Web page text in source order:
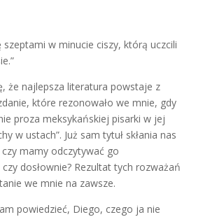
szeptami w minucie ciszy, którą uczcili
że najlepsza literatura powstaje z
które rezonowało we mnie, gdy
proza meksykańskiej pisarki w jej
w ustach”. Już sam tytuł skłania nas
mamy odczytywać go
dosłownie? Rezultat tych rozważań
we mnie na zawsze.
powiedzieć, Diego, czego ja nie